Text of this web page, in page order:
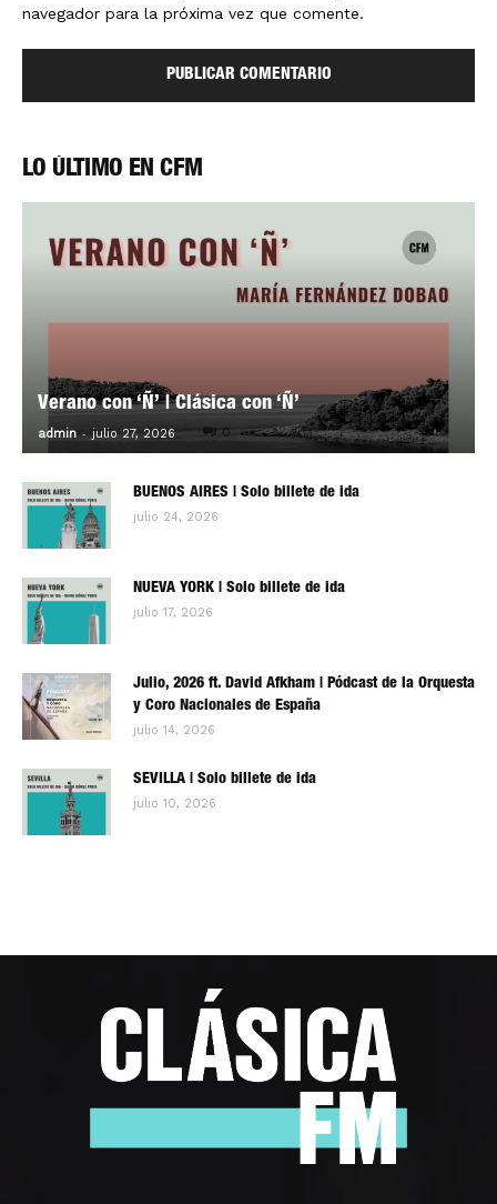
navegador para la próxima vez que comente.
LO ÚLTIMO EN CFM
Verano con ‘Ñ’ | Clásica con ‘Ñ’
admin - julio 27, 2026 0
BUENOS AIRES | Solo billete de ida
julio 24, 2026
NUEVA YORK | Solo billete de ida
julio 17, 2026
Julio, 2026 ft. David Afkham | Pódcast de la Orquesta
y Coro Nacionales de España
julio 14, 2026
SEVILLA | Solo billete de ida
julio 10, 2026